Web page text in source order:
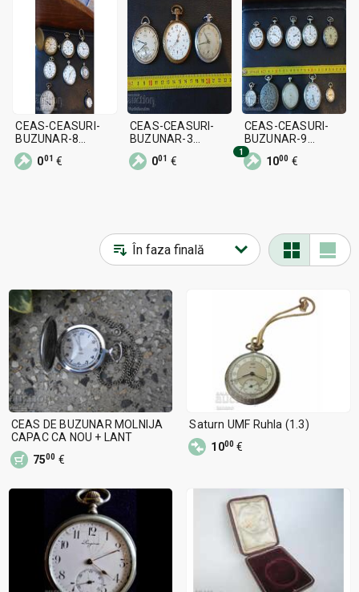
CEAS-CEASURI-
BUZUNAR-8
BUCĂȚI-NU
FUNCȚIONEAZĂ
001 €
CEAS-CEASURI-
BUZUNAR-3
BUCĂȚI-
FUNCȚIONEAZĂ
001 €
CEAS-CEASURI-
BUZUNAR-9
BUCĂȚI-NU
FUNCȚIONEAZĂ
1000 €
1
CEAS DE BUZUNAR MOLNIJA
CAPAC CA NOU + LANT
7500 €
Saturn UMF Ruhla (1.3)
1000 €